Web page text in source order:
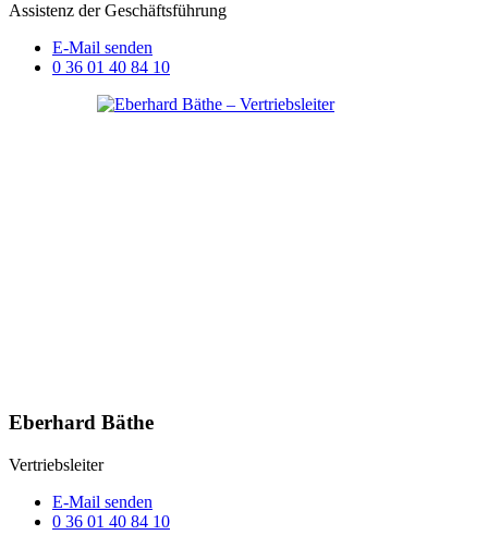
Assistenz der Geschäftsführung
E-Mail senden
0 36 01 40 84 10
Eberhard Bäthe
Vertriebsleiter
E-Mail senden
0 36 01 40 84 10